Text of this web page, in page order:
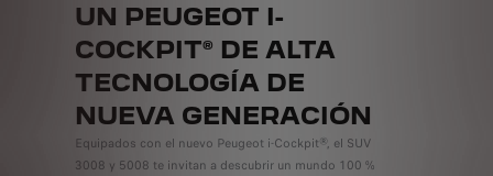
UN PEUGEOT I-
COCKPIT® DE ALTA
TECNOLOGÍA DE
NUEVA GENERACIÓN
Equipados con el nuevo Peugeot i-Cockpit®, el SUV
3008 y 5008 te invitan a descubrir un mundo 100 %